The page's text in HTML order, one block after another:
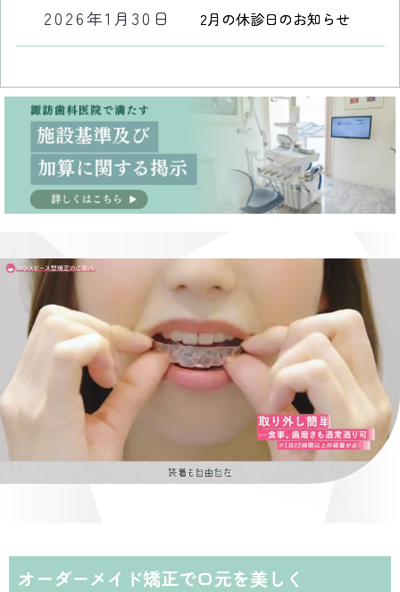
2026年1月30日 2月の休診日のお知らせ
オーダーメイド矯正で口元を美しく